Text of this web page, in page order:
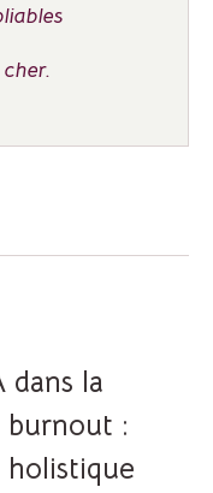
dans la
:
holistique